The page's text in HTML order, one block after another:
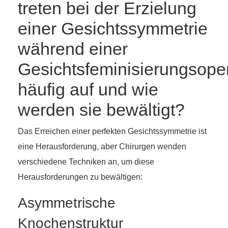
treten bei der Erzielung
einer Gesichtssymmetrie
während einer
häufig auf und wie
werden sie bewältigt?
Das Erreichen einer perfekten Gesichtssymmetrie ist
eine Herausforderung, aber Chirurgen wenden
verschiedene Techniken an, um diese
Herausforderungen zu bewältigen:
Asymmetrische
Knochenstruktur